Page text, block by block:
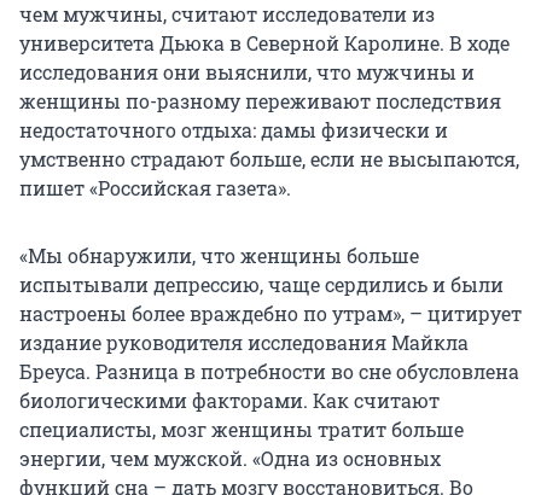
чем мужчины, считают исследователи из
университета Дьюка в Северной Каролине. В ходе
исследования они выяснили, что мужчины и
женщины по-разному переживают последствия
недостаточного отдыха: дамы физически и
умственно страдают больше, если не высыпаются,
пишет «Российская газета».
«Мы обнаружили, что женщины больше
испытывали депрессию, чаще сердились и были
настроены более враждебно по утрам», – цитирует
издание руководителя исследования Майкла
Бреуса. Разница в потребности во сне обусловлена
биологическими факторами. Как считают
специалисты, мозг женщины тратит больше
энергии, чем мужской. «Одна из основных
функций сна – дать мозгу восстановиться. Во